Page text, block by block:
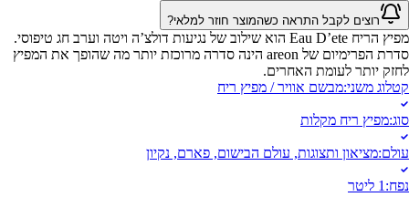
רוצים לקבל התראה כשהמוצר חוזר למלאי?
מפיץ הריח Eau D’ete הוא שילוב של נגיעות דולצ’ה ויטה וערב חג טיפוסי.
סדרת הפרימיום של areon הינה סדרה מרוכזת יותר מה שהופך את המפיץ
לחזק יותר לעומת האחרים.
קטלוג משני:מבשם אוויר / מפיץ ריח
סוג:מפיץ ריח מקלות
עולם:מציאון ותצוגות, עולם הבישום, פארם, נקיון
נפח: 1 ליטר